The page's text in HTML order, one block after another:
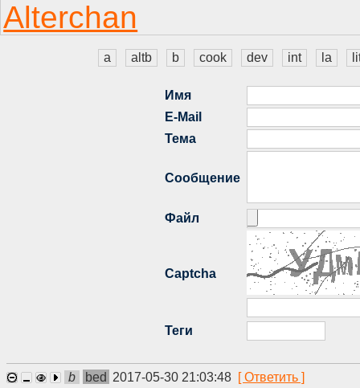
a altb b cook dev int la
b bed 2017-05-30 21:03:48